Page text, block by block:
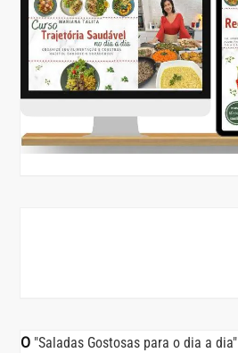
O "Saladas Gostosas para o dia a dia"